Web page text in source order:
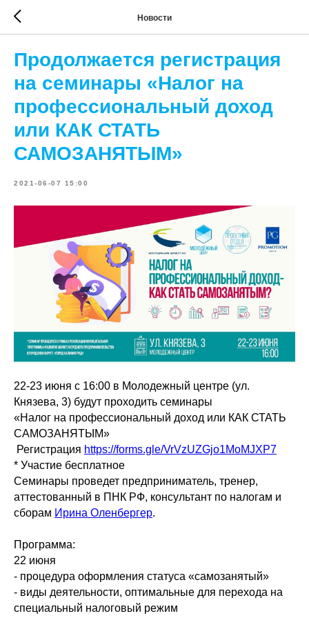
Новости
Продолжается регистрация
на семинары «Налог на
профессиональный доход
или КАК СТАТЬ
САМОЗАНЯТЫМ»
2021-06-07 15:00
22-23 июня с 16:00 в Молодежный центре (ул.
Князева, 3) будут проходить семинары
«Налог на профессиональный доход или КАК СТАТЬ
САМОЗАНЯТЫМ»
Регистрация https://forms.gle/VrVzUZGjo1MoMJXP7
* Участие бесплатное
Семинары проведет предприниматель, тренер,
аттестованный в ПНК РФ, консультант по налогам и
сборам Ирина Оленбергер.
Программа:
22 июня
- процедура оформления статуса «самозанятый»
- виды деятельности, оптимальные для перехода на
специальный налоговый режим